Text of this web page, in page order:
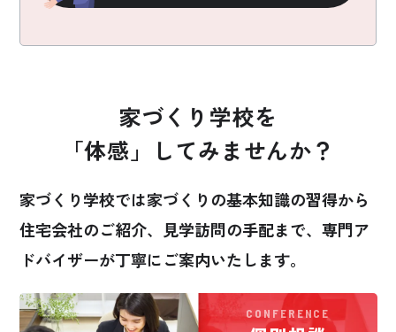
家づくり学校を
「体感」してみませんか？
家づくり学校では家づくりの基本知識の習得から
住宅会社のご紹介、見学訪問の手配まで、 専門ア
ドバイザーが丁寧にご案内いたします。
CONFERENCE